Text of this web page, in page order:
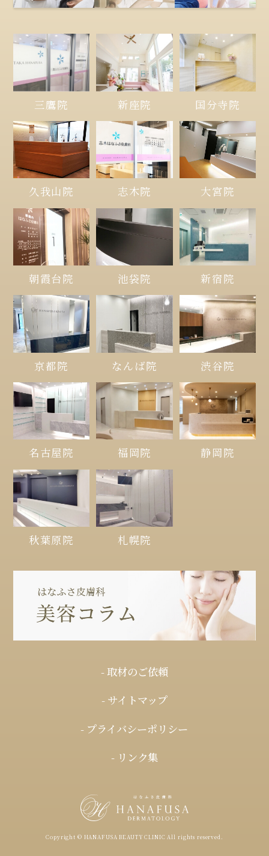
三鷹院 新座院 国分寺院
久我山院 志木院 大宮院
朝霞台院 池袋院 新宿院
京都院 なんば院 渋谷院
名古屋院 福岡院 静岡院
秋葉原院 札幌院
- 取材のご依頼
- サイトマップ
- プライバシーポリシー
- リンク集
Copyright © HANAFUSA BEAUTY CLINIC All rights reserved.